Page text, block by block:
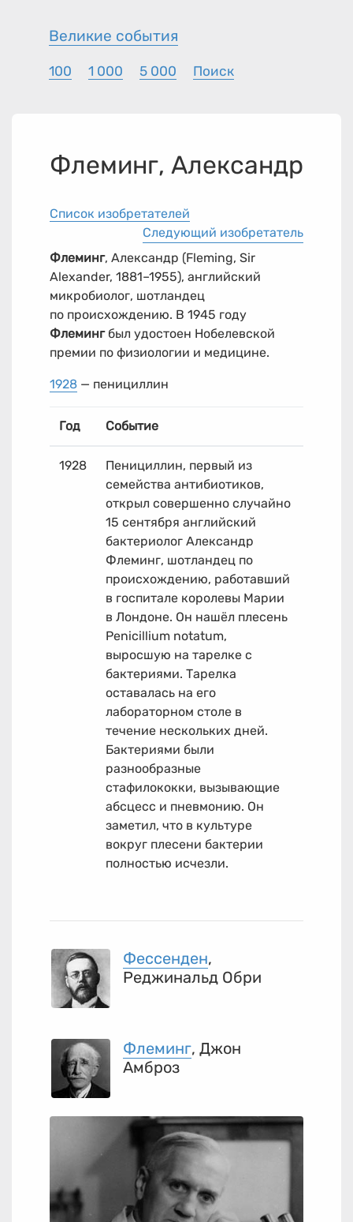
Великие события
100 1 000 5 000 Поиск
Флеминг, Александр
Список изобретателей
Следующий изобретатель
Флеминг, Александр (Fleming, Sir
Alexander, 1881–1955), английский
микробиолог, шотландец
по происхождению. В 1945 году
Флемингбыл удостоен Нобелевской
премии по физиологии и медицине.
1928 — пенициллин
Год Событие
1928
Пенициллин, первый из
семейства антибиотиков,
открыл совершенно случайно
15 сентября английский
бактериолог Александр
Флеминг, шотландец по
происхождению, работавший
в госпитале королевы Марии
в Лондоне. Он нашёл плесень
Penicillium notatum,
выросшую на тарелке с
бактериями. Тарелка
оставалась на его
лабораторном столе в
течение нескольких дней.
Бактериями были
разнообразные
стафилококки, вызывающие
абсцесс и пневмонию. Он
заметил, что в культуре
вокруг плесени бактерии
полностью исчезли.
Фессенден,
Реджинальд Обри
Флеминг, Джон
Амброз